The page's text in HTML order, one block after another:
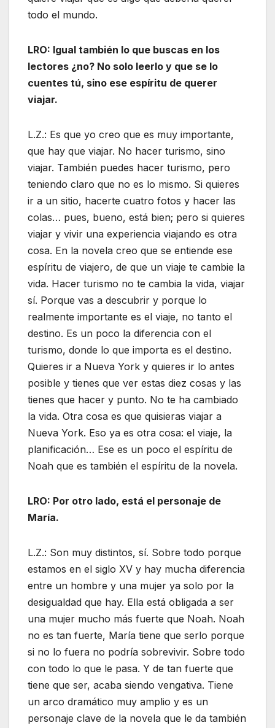
todo el mundo.
LRO: Igual también lo que buscas en los
lectores ¿no? No solo leerlo y que se lo
cuentes tú, sino ese espíritu de querer
viajar.
L.Z.: Es que yo creo que es muy importante,
que hay que viajar. No hacer turismo, sino
viajar. También puedes hacer turismo, pero
teniendo claro que no es lo mismo. Si quieres
ir a un sitio, hacerte cuatro fotos y hacer las
colas… pues, bueno, está bien; pero si quieres
viajar y vivir una experiencia viajando es otra
cosa. En la novela creo que se entiende ese
espíritu de viajero, de que un viaje te cambie la
vida. Hacer turismo no te cambia la vida, viajar
sí. Porque vas a descubrir y porque lo
realmente importante es el viaje, no tanto el
destino. Es un poco la diferencia con el
turismo, donde lo que importa es el destino.
Quieres ir a Nueva York y quieres ir lo antes
posible y tienes que ver estas diez cosas y las
tienes que hacer y punto. No te ha cambiado
la vida. Otra cosa es que quisieras viajar a
Nueva York. Eso ya es otra cosa: el viaje, la
planificación… Ese es un poco el espíritu de
Noah que es también el espíritu de la novela.
LRO: Por otro lado, está el personaje de
María.
L.Z.: Son muy distintos, sí. Sobre todo porque
estamos en el siglo XV y hay mucha diferencia
entre un hombre y una mujer ya solo por la
desigualdad que hay. Ella está obligada a ser
una mujer mucho más fuerte que Noah. Noah
no es tan fuerte, María tiene que serlo porque
si no lo fuera no podría sobrevivir. Sobre todo
con todo lo que le pasa. Y de tan fuerte que
tiene que ser, acaba siendo vengativa. Tiene
un arco dramático muy amplio y es un
personaje clave de la novela que le da también